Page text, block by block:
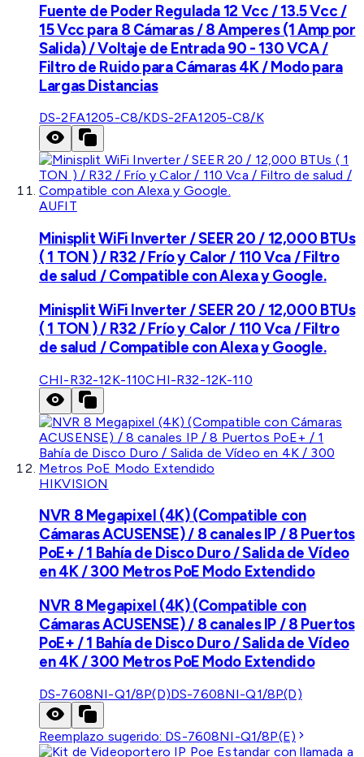
Fuente de Poder Regulada 12 Vcc / 13.5 Vcc /
15 Vcc para 8 Cámaras / 8 Amperes (1 Amp por
Salida) / Voltaje de Entrada 90 - 130 VCA /
Filtro de Ruido para Cámaras 4K / Modo para
Largas Distancias
DS-2FA1205-C8/KDS-2FA1205-C8/K
AUFIT
Minisplit WiFi Inverter / SEER 20 / 12,000 BTUs
( 1 TON ) / R32 / Frío y Calor / 110 Vca / Filtro
de salud / Compatible con Alexa y Google.
Minisplit WiFi Inverter / SEER 20 / 12,000 BTUs
( 1 TON ) / R32 / Frío y Calor / 110 Vca / Filtro
de salud / Compatible con Alexa y Google.
CHI-R32-12K-110CHI-R32-12K-110
HIKVISION
NVR 8 Megapixel (4K) (Compatible con
Cámaras ACUSENSE) / 8 canales IP / 8 Puertos
PoE+ / 1 Bahía de Disco Duro / Salida de Vídeo
en 4K / 300 Metros PoE Modo Extendido
NVR 8 Megapixel (4K) (Compatible con
Cámaras ACUSENSE) / 8 canales IP / 8 Puertos
PoE+ / 1 Bahía de Disco Duro / Salida de Vídeo
en 4K / 300 Metros PoE Modo Extendido
DS-7608NI-Q1/8P(D)DS-7608NI-Q1/8P(D)
Reemplazo sugerido: DS-7608NI-Q1/8P(E)